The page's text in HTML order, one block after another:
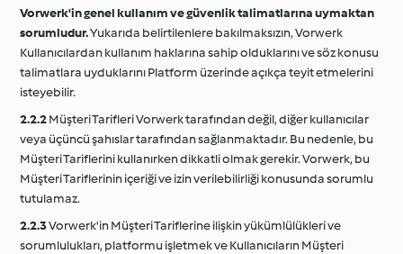
Vorwerk'in genel kullanım ve güvenlik talimatlarına uymaktan
sorumludur.Yukarıda belirtilenlere bakılmaksızın, Vorwerk
Kullanıcılardan kullanım haklarına sahip olduklarını ve söz konusu
talimatlara uyduklarını Platform üzerinde açıkça teyit etmelerini
isteyebilir.
2.2.2Müşteri Tarifleri Vorwerk tarafından değil, diğer kullanıcılar
veya üçüncü şahıslar tarafından sağlanmaktadır. Bu nedenle, bu
Müşteri Tariflerini kullanırken dikkatli olmak gerekir. Vorwerk, bu
Müşteri Tariflerinin içeriği ve izin verilebilirliği konusunda sorumlu
tutulamaz.
2.2.3Vorwerk'in Müşteri Tariflerine ilişkin yükümlülükleri ve
sorumlulukları, platformu işletmek ve Kullanıcıların Müşteri